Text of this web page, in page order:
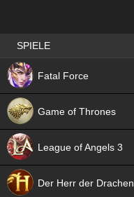
Best RPG games in Germany
SPIELE
Fatal Force
Game of Thrones
League of Angels 3
Der Herr der Drachen